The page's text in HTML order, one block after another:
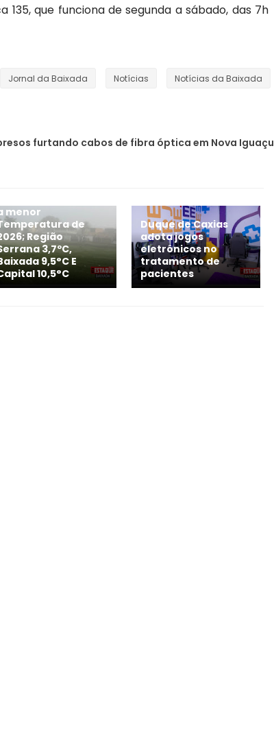
135, que funciona de segunda a sábado, das 7h
Jornal da Baixada Notícias Notícias da Baixada
furtando cabos de fibra óptica em Nova Iguaçu
menor
de
Região
3,7ºC,
9,5°C E
10,5°C
Duque de Caxias
adota jogos
eletrônicos no
tratamento de
pacientes